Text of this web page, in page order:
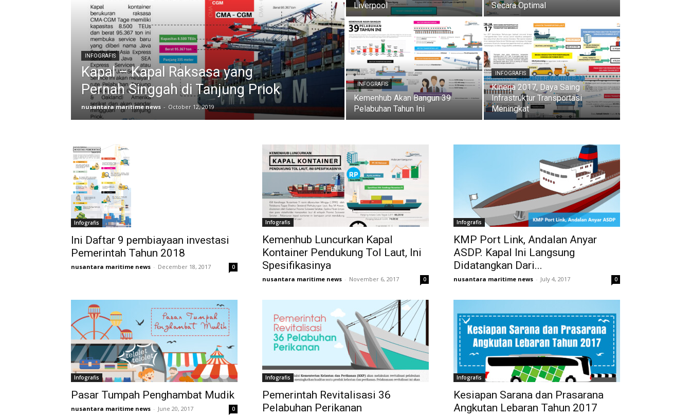
INFOGRAFIS
Kapal – Kapal Raksasa yang
Pernah Singgah di Tanjung Priok
nusantara maritime news - October 12, 2019
Liverpool
Secara Optimal
INFOGRAFIS
Kemenhub Akan Bangun 39
Pelabuhan Tahun Ini
INFOGRAFIS
Kinerja 2017, Daya Saing
Infrastruktur Transportasi
Meningkat
Infografis
Ini Daftar 9 pembiayaan investasi
Pemerintah Tahun 2018
nusantara maritime news - December 18, 2017 0
Infografis
Kemenhub Luncurkan Kapal
Kontainer Pendukung Tol Laut, Ini
Spesifikasinya
nusantara maritime news - November 6, 2017 0
Infografis
KMP Port Link, Andalan Anyar
ASDP. Kapal Ini Langsung
Didatangkan Dari...
nusantara maritime news - July 4, 2017 0
Infografis
Pasar Tumpah Penghambat Mudik
nusantara maritime news - June 20, 2017 0
Infografis
Pemerintah Revitalisasi 36
Pelabuhan Perikanan
Infografis
Kesiapan Sarana dan Prasarana
Angkutan Lebaran Tahun 2017